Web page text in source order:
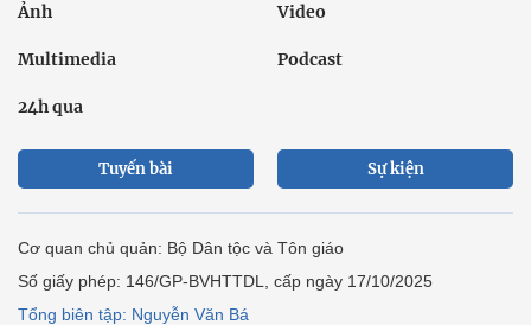
Ảnh Video
Multimedia Podcast
24h qua
Tuyến bài Sự kiện
Cơ quan chủ quản: Bộ Dân tộc và Tôn giáo
Số giấy phép: 146/GP-BVHTTDL, cấp ngày 17/10/2025
Tổng biên tập: Nguyễn Văn Bá